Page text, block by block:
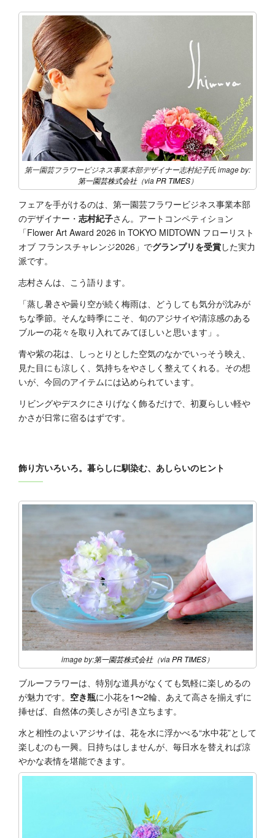
第一園芸フラワービジネス事業本部デザイナー志村紀子氏 image by:
第一園芸株式会社（viaPR TIMES）
フェアを手がけるのは、第一園芸フラワービジネス事業本部
のデザイナー・ 志村紀子さん。アートコンペティション
「Flower Art Award 2026 in TOKYO MIDTOWN フローリスト
オブ フランスチャレンジ2026」でグランプリを受賞した実力
派です。
志村さんは、こう語ります。
「蒸し暑さや曇り空が続く梅雨は、どうしても気分が沈みが
ちな季節。そんな時季にこそ、旬のアジサイや清涼感のある
ブルーの花々を取り入れてみてほしいと思います」。
青や紫の花は、しっとりとした空気のなかでいっそう映え、
見た目にも涼しく、気持ちをやさしく整えてくれる。その想
いが、今回のアイテムには込められています。
リビングやデスクにさりげなく飾るだけで、初夏らしい軽や
かさが日常に宿るはずです。
飾り方いろいろ。暮らしに馴染む、あしらいのヒント
image by:第一園芸株式会社（viaPR TIMES）
ブルーフラワーは、特別な道具がなくても気軽に楽しめるの
が魅力です。 空き瓶に小花を1〜2輪、あえて高さを揃えずに
挿せば、自然体の美しさが引き立ちます。
水と相性のよいアジサイは、花を水に浮かべる“水中花”として
楽しむのも一興。日持ちはしませんが、毎日水を替えれば涼
やかな表情を堪能できます。